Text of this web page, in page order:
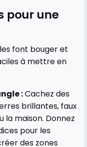
pour une
font bouger et
à mettre en
:Cachez des
brillantes, faux
la maison. Donnez
pour les
des zones